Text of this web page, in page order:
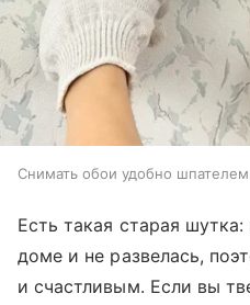
Снимать обои удобно
Есть такая старая шутка:
доме и не развелась,
и счастливым. Если вы